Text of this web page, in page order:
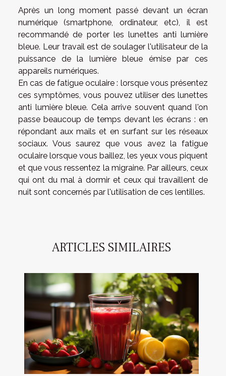
Après un long moment passé devant un écran
numérique (smartphone, ordinateur, etc), il est
recommandé de porter les lunettes anti lumière
bleue. Leur travail est de soulager l'utilisateur de la
puissance de la lumière bleue émise par ces
appareils numériques.
En cas de fatigue oculaire : lorsque vous présentez
ces symptômes, vous pouvez utiliser des lunettes
anti lumière bleue. Cela arrive souvent quand l'on
passe beaucoup de temps devant les écrans : en
répondant aux mails et en surfant sur les réseaux
sociaux. Vous saurez que vous avez la fatigue
oculaire lorsque vous baillez, les yeux vous piquent
et que vous ressentez la migraine. Par ailleurs, ceux
qui ont du mal à dormir et ceux qui travaillent de
nuit sont concernés par l'utilisation de ces lentilles.
ARTICLES SIMILAIRES